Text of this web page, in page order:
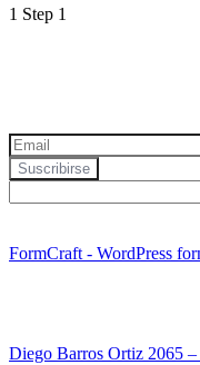
1 Step 1
Suscribirse
FormCraft - WordPress
Diego Barros Ortiz 2065